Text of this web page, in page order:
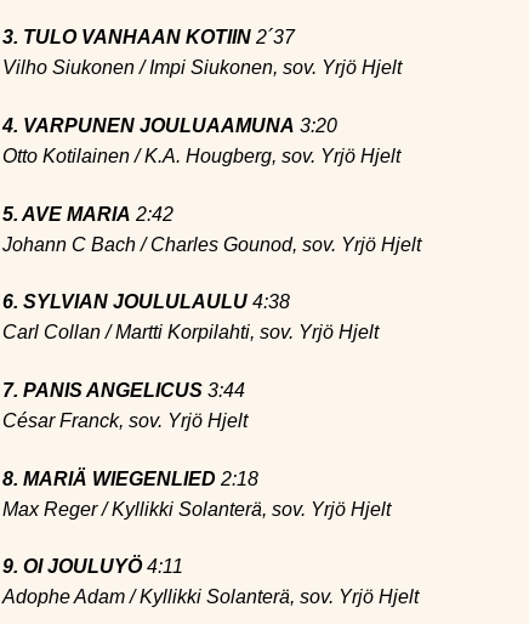
3. TULO VANHAAN KOTIIN2´37
Vilho Siukonen / Impi Siukonen, sov. Yrjö Hjelt
4. VARPUNEN JOULUAAMUNA 3:20
Otto Kotilainen / K.A. Hougberg, sov. Yrjö Hjelt
5. AVE MARIA 2:42
Johann C Bach / Charles Gounod, sov. Yrjö Hjelt
6. SYLVIAN JOULULAULU4:38
Carl Collan / Martti Korpilahti, sov. Yrjö Hjelt
7. PANIS ANGELICUS3:44
César Franck, sov. Yrjö Hjelt
8. MARIÄ WIEGENLIED 2:18
Max Reger / Kyllikki Solanterä, sov. Yrjö Hjelt
9. OI JOULUYÖ4:11
Adophe Adam / Kyllikki Solanterä, sov. Yrjö Hjelt